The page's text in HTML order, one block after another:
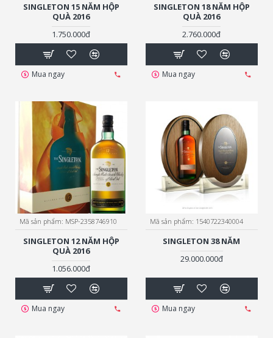
SINGLETON 15 NĂM HỘP
QUÀ 2016
1.750.000đ
Mua ngay
SINGLETON 18 NĂM HỘP
QUÀ 2016
2.760.000đ
Mua ngay
Mã sản phẩm: MSP-2358746910
SINGLETON 12 NĂM HỘP
QUÀ 2016
1.056.000đ
Mua ngay
Mã sản phẩm: 1540722340004
SINGLETON 38 NĂM
29.000.000đ
Mua ngay